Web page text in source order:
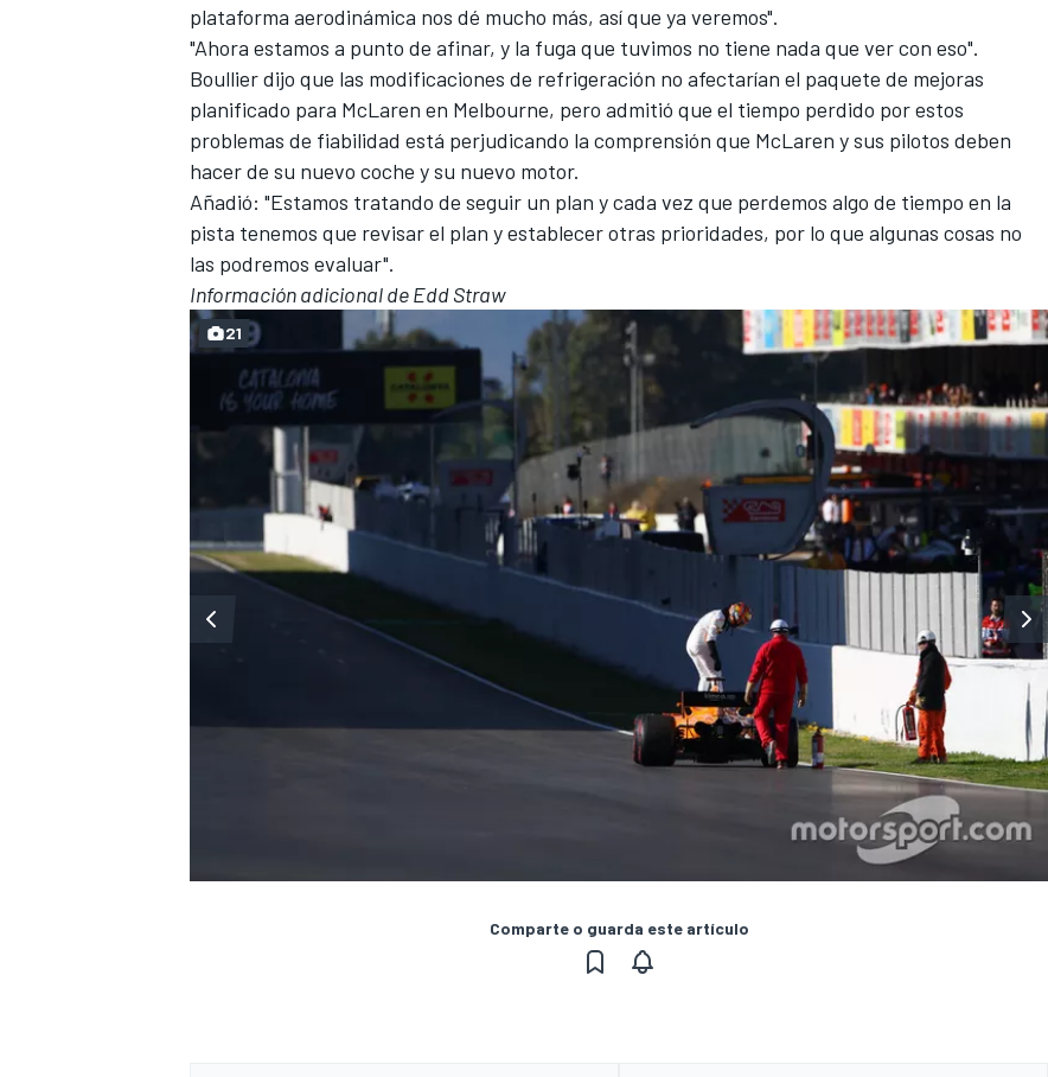
plataforma aerodinámica nos dé mucho más, así que ya veremos".
"Ahora estamos a punto de afinar, y la fuga que tuvimos no tiene nada que ver con eso".
Boullier dijo que las modificaciones de refrigeración no afectarían el paquete de mejoras
planificado para McLaren en Melbourne, pero admitió que el tiempo perdido por estos
problemas de fiabilidad está perjudicando la comprensión que McLaren y sus pilotos deben
hacer de su nuevo coche y su nuevo motor.
Añadió: "Estamos tratando de seguir un plan y cada vez que perdemos algo de tiempo en la
pista tenemos que revisar el plan y establecer otras prioridades, por lo que algunas cosas no
las podremos evaluar".
Información adicional de Edd Straw
21
Comparte o guarda este artículo